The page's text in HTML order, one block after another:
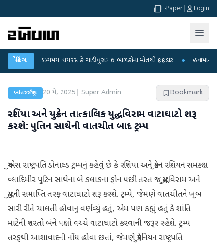
E-Paper Login
બ્રેકિંગ
રહસ્યમય વાયરસ કે ચાંદીપુરા? 6 બાળકોના મોતથી ફફડાટ ● હવામાન વિભાગે
આંતરરાષ્ટ્રીય 20 મે, 2025 Super Admin Bookmark
રશિયા અને યુક્રેન તાત્કાલિક યુદ્ધવિરામ વાટાઘાટો શરૂ
કરશે: પુતિન સાથેની વાતચીત બાદ ટ્રમ્પ
યુએસ રાષ્ટ્રપતિ ડોનાલ્ડ ટ્રમ્પનું કહેવું છે કે રશિયા અને યુક્રેન રશિયન સમકક્ષ
વ્લાદિમીર પુટિન સાથેના બે કલાકના ફોન પછી તરત જ યુદ્ધવિરામ અને
યુદ્ધની સમાપ્તિ તરફ વાટાઘાટો શરૂ કરશે. ટ્રમ્પે, જેમણે વાતચીતને ખૂબ
સારી રીતે ચાલતી હોવાનું વર્ણવ્યું હતું, એમ પણ કહ્યું હતું કે શાંતિ
માટેની શરતો બંને પક્ષો વચ્ચે વાટાઘાટો કરવાની જરૂર રહેશે. ટ્રમ્પ
તરફથી આશાવાદની નોંધ હોવા છતાં, જેમણે યુક્રેનિયન રાષ્ટ્રપતિ